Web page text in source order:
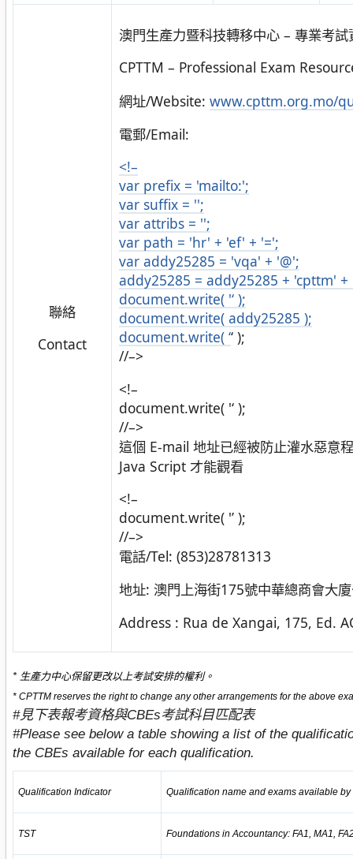
聯絡
Contact
澳門生產力暨科技轉移中心 – 專業考試
CPTTM – Professional Exam
網址/Website: www.cpttm.org.mo/
電郵/Email:
<!–
var prefix = 'mailto:';
var suffix = '';
var attribs = '';
var path = 'hr' + 'ef' + '=';
var addy25285 = 'vqa' + '@';
addy25285 = addy25285 + 'cpttm'
document.write( '‘ );
document.write( addy25285 );
document.write( ‘‘ );
//–>
<!–
document.write( '‘ );
//–>
這個 E-mail 地址已經被防止灌水惡意
Java Script 才能觀看
<!–
document.write( '’ );
//–>
電話/Tel: (853)28781313
地址: 澳門上海街175號中華總商會大
Address : Rua de Xangai, 175, Ed.
* 生產力中心保留更改以上考試安排的權利。
* CPTTM reserves the right to change any other arrangements for the above
#見下表報考資格與CBEs考試科目匹配表
#Please see below a table showing a list of the
the CBEs available for each qualification.
Qualification Indicator Qualification name and exams available by
TST Foundations in Accountancy: FA1, MA1,